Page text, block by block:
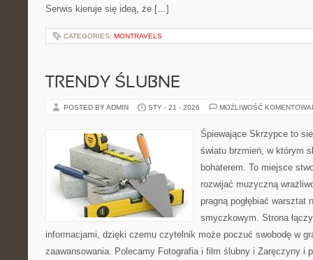
Serwis kieruje się ideą, że […]
CATEGORIES: MONTRAVELS
TRENDY ŚLUBNE
POSTED BY ADMIN STY - 21 - 2026 MOŻLIWOŚĆ
Śpiewające Skrzypce to
światu brzmień, w którym
bohaterem. To miejsce
rozwijać muzyczną
pragną pogłębiać warsztat
smyczkowym. Strona
informacjami, dzięki czemu czytelnik może poczuć swobodę w
zaawansowania. Polecamy Fotografia i film ślubny i Zaręczyny i